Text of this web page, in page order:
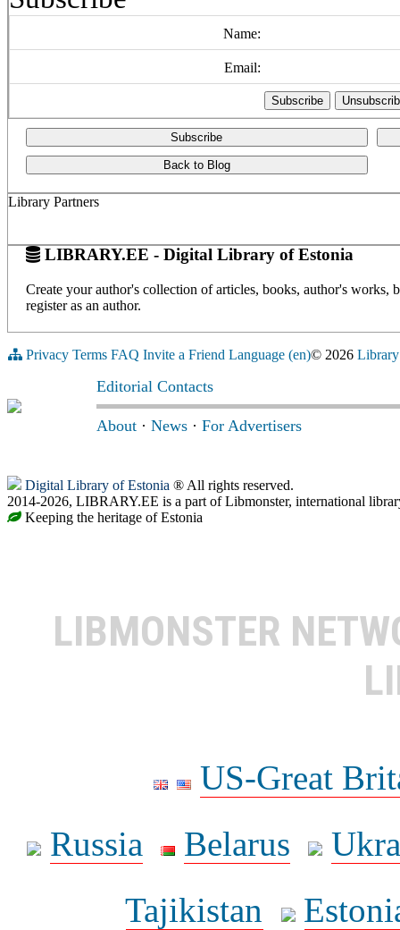
Name:
Email:
Subscribe
Back to Blog
Library Partners
LIBRARY.EE - Digital Library of Estonia
Create your author's collection of articles, books, author's
register as an author.
Privacy Terms FAQ Invite a Friend Language (en)© 2026
Editorial Contacts
About · News · For Advertisers
Digital Library of Estonia ® All rights reserved.
2014-2026, LIBRARY.EE is a part of Libmonster, international
Keeping the heritage of Estonia
LIBMONSTER
US-Great
Russia
Belarus
Tajikistan